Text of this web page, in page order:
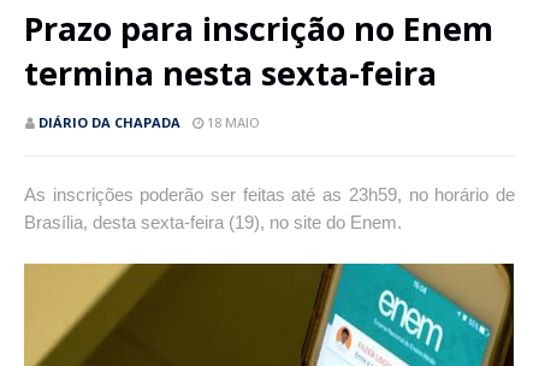
Prazo para inscrição no Enem
termina nesta sexta-feira
DIÁRIO DA CHAPADA 18 MAIO
As inscrições poderão ser feitas até as 23h59, no horário de
Brasília, desta sexta-feira (19), no site do Enem.